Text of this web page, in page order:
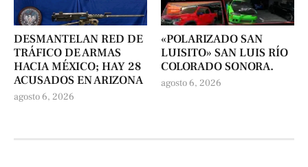
DESMANTELAN RED DE
TRÁFICO DE ARMAS
HACIA MÉXICO; HAY 28
ACUSADOS EN ARIZONA
agosto 6, 2026
«POLARIZADO SAN
LUISITO» SAN LUIS RÍO
COLORADO SONORA.
agosto 6, 2026